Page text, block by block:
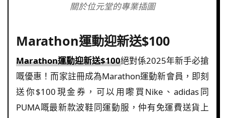
關於位元堂的專業插圖
Marathon運動迎新送$100
Marathon運動迎新送$100絕對係2025年新手必搶
嘅優惠！而家註冊成為Marathon運動新會員，即刻
送你$100現金券，可以用嚟買Nike、adidas同
PUMA嘅最新款波鞋同運動服，仲有免運費送貨上